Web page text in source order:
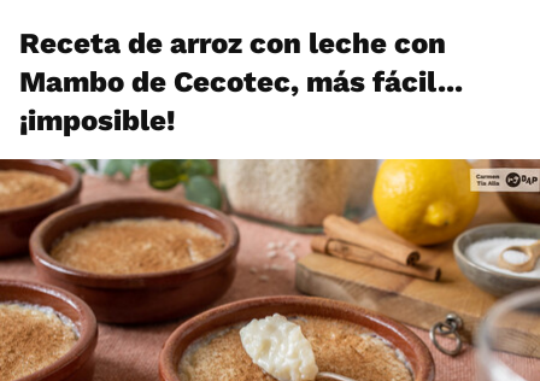
Receta de arroz con leche con
Mambo de Cecotec, más fácil...
¡imposible!